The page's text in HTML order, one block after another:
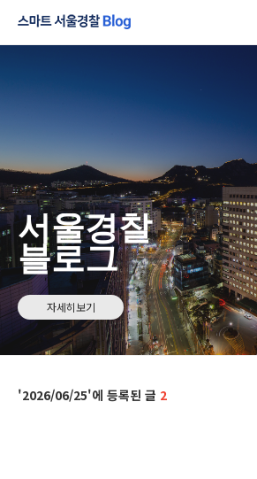
서울경찰
블로그
자세히보기
2026/06/25 2